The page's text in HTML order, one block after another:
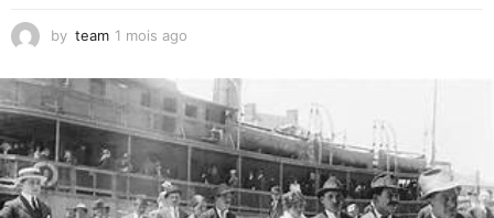
by team 1 mois ago
i
s
a
g
o